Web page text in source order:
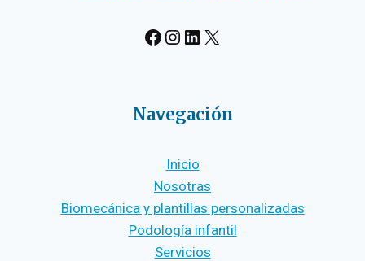
# Instagram
LinkedIn
X
Navegación
Inicio
Nosotras
Biomecánica y plantillas personalizadas
Podología infantil
Servicios